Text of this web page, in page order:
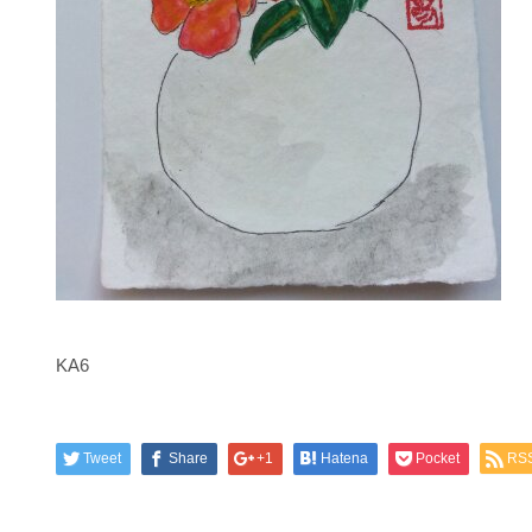
KA6
Tweet Share +1 Hatena Pocket